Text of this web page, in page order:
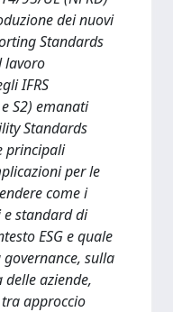
dei nuovi
Standards
lavoro
IFRS
S2) emanati
Standards
principali
per le
come i
standard di
ESG e quale
sulla
aziende,
approccio